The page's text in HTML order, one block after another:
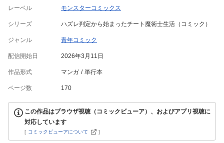
レーベル モンスターコミックス
シリーズ ハズレ判定から始まったチート魔術士生活（コミック）
ジャンル 青年コミック
配信開始日 2026年3月11日
作品形式 マンガ 単行本
ページ数 170
この作品はブラウザ視聴（コミックビューア）、およびアプリ視聴に
対応しています
[ コミックビューアについて ]